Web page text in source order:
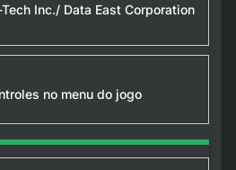
Inc./ Data East Corporation
no menu do jogo